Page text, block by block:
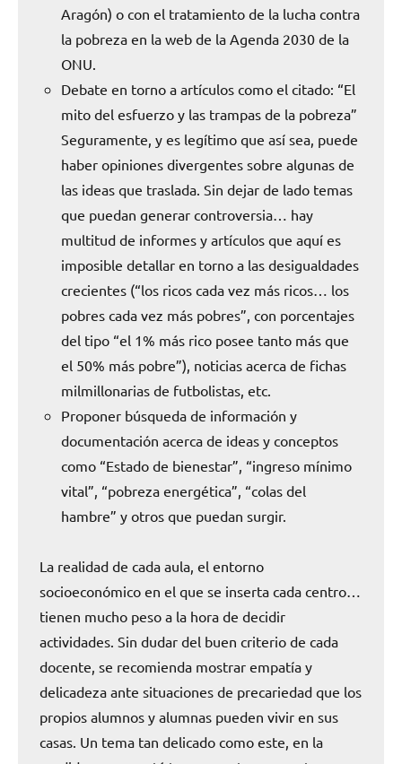
Aragón) o con el tratamiento de la lucha contra
la pobreza en la web de la Agenda 2030 de la
ONU.
Debate en torno a artículos como el citado: “El
mito del esfuerzo y las trampas de la pobreza”
Seguramente, y es legítimo que así sea, puede
haber opiniones divergentes sobre algunas de
las ideas que traslada. Sin dejar de lado temas
que puedan generar controversia… hay
multitud de informes y artículos que aquí es
imposible detallar en torno a las desigualdades
crecientes (“los ricos cada vez más ricos… los
pobres cada vez más pobres”, con porcentajes
del tipo “el 1% más rico posee tanto más que
el 50% más pobre”), noticias acerca de fichas
milmillonarias de futbolistas, etc.
Proponer búsqueda de información y
documentación acerca de ideas y conceptos
como “Estado de bienestar”, “ingreso mínimo
vital”, “pobreza energética”, “colas del
hambre” y otros que puedan surgir.
La realidad de cada aula, el entorno
socioeconómico en el que se inserta cada centro…
tienen mucho peso a la hora de decidir
actividades. Sin dudar del buen criterio de cada
docente, se recomienda mostrar empatía y
delicadeza ante situaciones de precariedad que los
propios alumnos y alumnas pueden vivir en sus
casas. Un tema tan delicado como este, en la